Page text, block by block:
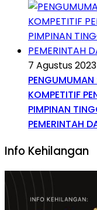
7 Agustus 2023
PENGUMUMAN
KOMPETITIF
PIMPINAN
PEMERINTAH
Info Kehilangan